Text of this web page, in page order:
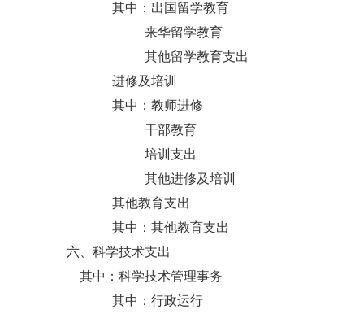
其中：出国留学教育
来华留学教育
其他留学教育支出
进修及培训
其中：教师进修
干部教育
培训支出
其他进修及培训
其他教育支出
其中：其他教育支出
六、科学技术支出
其中：科学技术管理事务
其中：行政运行